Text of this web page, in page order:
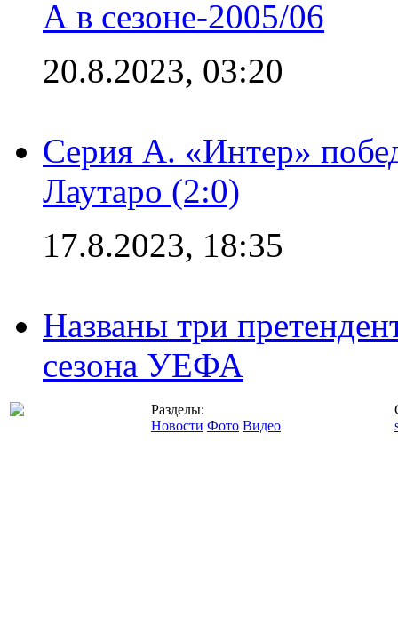
А в сезоне-2005/06
20.8.2023, 03:20
Серия А. «Интер»
Лаутаро (2:0)
17.8.2023, 18:35
Названы три
сезона УЕФА
Разделы:
Новости Фото Видео